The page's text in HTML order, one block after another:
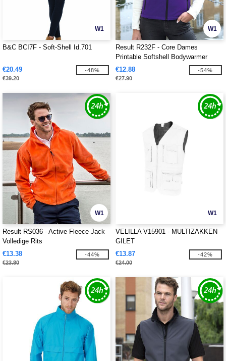
W1
B&C BCI7F - Soft-Shell Id.701
€20.49
€39.20
-48%
W1
Result R232F - Core Dames
Printable Softshell Bodywarmer
€12.88
€27.90
-54%
W1
Result RS036 - Active Fleece Jack
Volledige Rits
€13.38
€23.80
-44%
W1
VELILLA V15901 - MULTIZAKKEN
GILET
€13.87
€24.00
-42%